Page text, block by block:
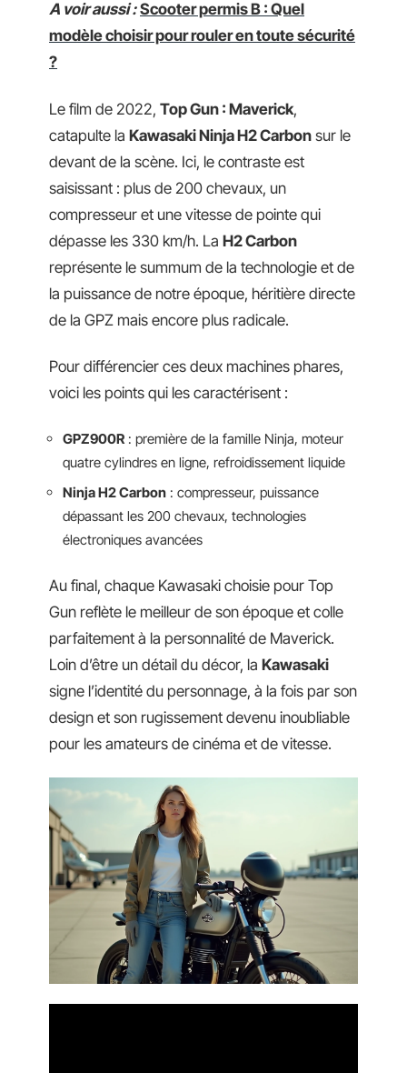
A voir aussi : Scooter permis B : Quel
modèle choisir pour rouler en toute sécurité
?
Le film de 2022, Top Gun : Maverick,
catapulte la Kawasaki Ninja H2 Carbon sur le
devant de la scène. Ici, le contraste est
saisissant : plus de 200 chevaux, un
compresseur et une vitesse de pointe qui
dépasse les 330 km/h. La H2 Carbon
représente le summum de la technologie et de
la puissance de notre époque, héritière directe
de la GPZ mais encore plus radicale.
Pour différencier ces deux machines phares,
voici les points qui les caractérisent :
GPZ900R : première de la famille Ninja, moteur
quatre cylindres en ligne, refroidissement liquide
Ninja H2 Carbon : compresseur, puissance
dépassant les 200 chevaux, technologies
électroniques avancées
Au final, chaque Kawasaki choisie pour Top
Gun reflète le meilleur de son époque et colle
parfaitement à la personnalité de Maverick.
Loin d’être un détail du décor, la Kawasaki
signe l’identité du personnage, à la fois par son
design et son rugissement devenu inoubliable
pour les amateurs de cinéma et de vitesse.